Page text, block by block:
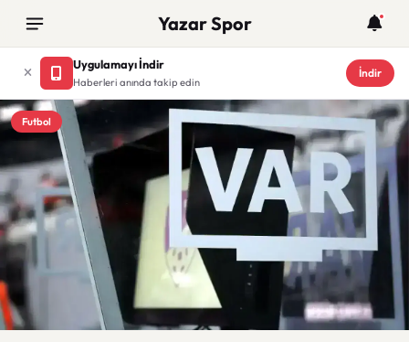
Yazar Spor
Uygulamayı İndir
Haberleri anında takip edin
İndir
Futbol